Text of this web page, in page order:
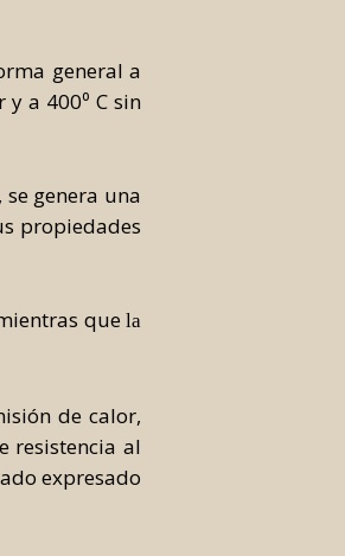
general a
a 400⁰ C sin
genera una
propiedades
que la
de calor,
resistencia al
expresado